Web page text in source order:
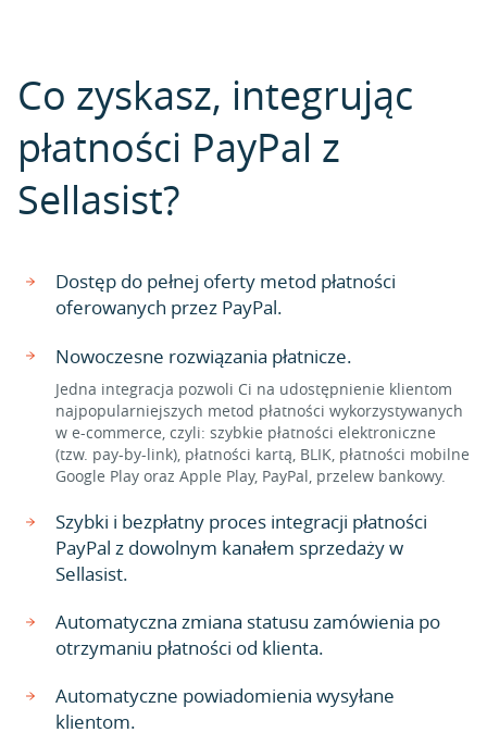
Co zyskasz, integrując
płatności PayPal z
Sellasist?
Dostęp do pełnej oferty metod płatności
oferowanych przez PayPal.
Nowoczesne rozwiązania płatnicze.
Jedna integracja pozwoli Ci na udostępnienie klientom
najpopularniejszych metod płatności wykorzystywanych
w e-commerce, czyli: szybkie płatności elektroniczne
(tzw. pay-by-link), płatności kartą, BLIK, płatności mobilne
Google Play oraz Apple Play, PayPal, przelew bankowy.
Szybki i bezpłatny proces integracji płatności
PayPal z dowolnym kanałem sprzedaży w
Sellasist.
Automatyczna zmiana statusu zamówienia po
otrzymaniu płatności od klienta.
Automatyczne powiadomienia wysyłane
klientom.